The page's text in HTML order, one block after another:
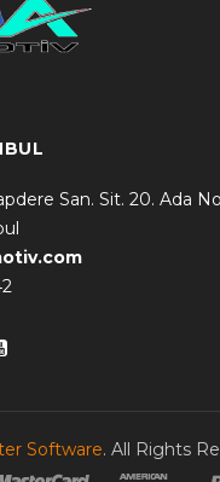
San. Sit. 20. Ada
Software. All Rights